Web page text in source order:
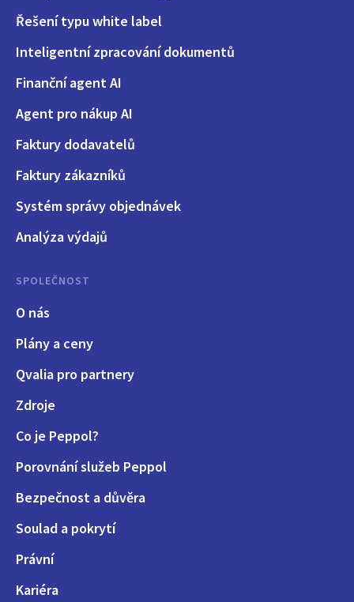
Řešení typu white label
Inteligentní zpracování dokumentů
Finanční agent AI
Agent pro nákup AI
Faktury dodavatelů
Faktury zákazníků
Systém správy objednávek
Analýza výdajů
SPOLEČNOST
O nás
Plány a ceny
Qvalia pro partnery
Zdroje
Co je Peppol?
Porovnání služeb Peppol
Bezpečnost a důvěra
Soulad a pokrytí
Právní
Kariéra